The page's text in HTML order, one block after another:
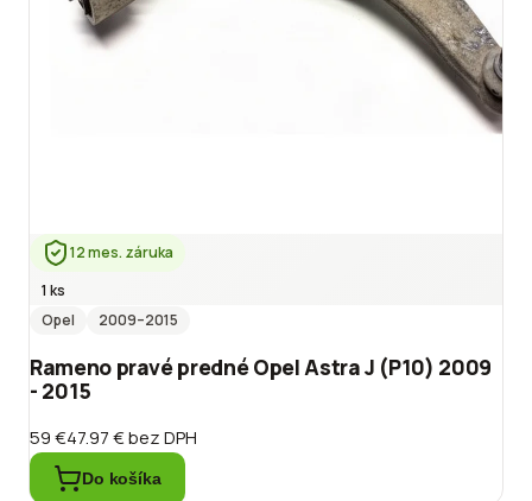
12 mes. záruka
1 ks
Opel
2009–2015
Rameno pravé predné Opel Astra J (P10) 2009
- 2015
59 €47.97 €bez DPH
Do košíka